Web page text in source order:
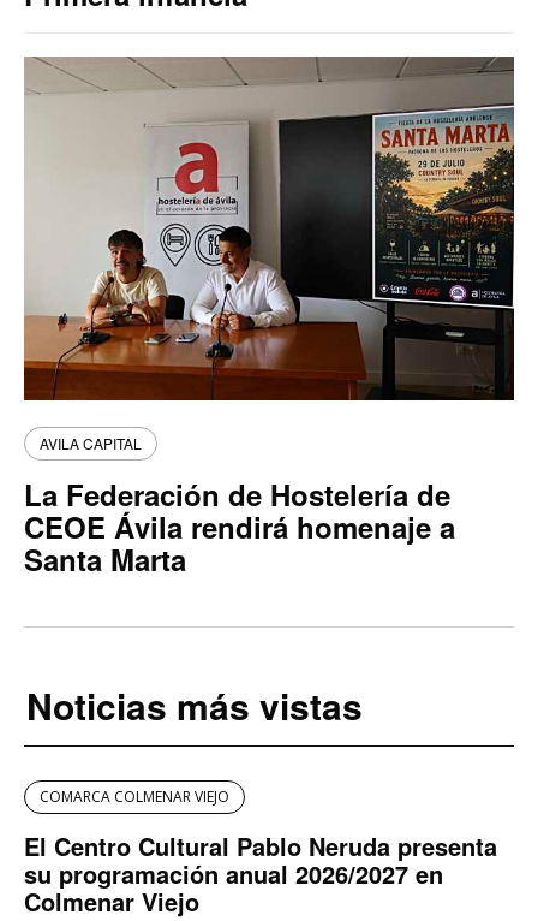
AVILA CAPITAL
La Federación de Hostelería de
CEOE Ávila rendirá homenaje a
Santa Marta
Noticias más vistas
COMARCA COLMENAR VIEJO
El Centro Cultural Pablo Neruda presenta
su programación anual 2026/2027 en
Colmenar Viejo